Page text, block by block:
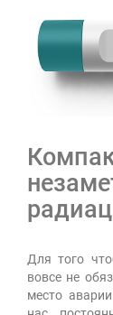
Для того
вовсе не
место